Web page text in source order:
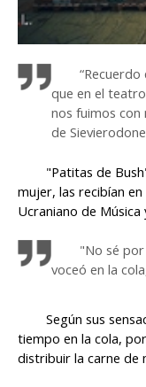
que en el
nos fuimos con
de
"Patitas de
mujer, las recibían
Ucraniano de Música
"No sé
voceó en la
Según sus
tiempo en la cola,
distribuir la carne de